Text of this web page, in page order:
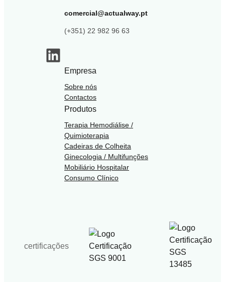
comercial@actualway.pt
(+351) 22 982 96 63
LinkedIn
Empresa
Sobre nós
Contactos
Produtos
Terapia Hemodiálise /
Quimioterapia
Cadeiras de Colheita
Ginecologia / Multifunções
Mobiliário Hospitalar
Consumo Clínico
certificações